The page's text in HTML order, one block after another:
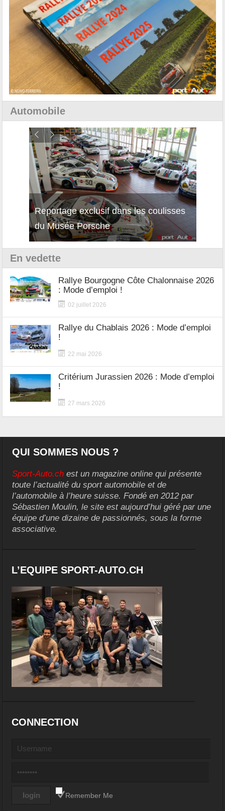
Automobile
Reportage exclusif dans les coulisses
du Musée Porsche
En vedette
Rallye Bourgogne Côte Chalonnaise 2026
: Mode d’emploi !
02 juillet 2026
Rallye du Chablais 2026 : Mode d’emploi
!
22 mai 2026
Critérium Jurassien 2026 : Mode d’emploi
!
27 mars 2026
QUI SOMMES NOUS ?
Sport-Auto.ch est un magazine online qui présente
toute l’actualité du sport automobile et de
l’automobile à l’heure suisse. Fondé en 2012 par
Sébastien Moulin, le site est aujourd’hui géré par une
équipe d’une dizaine de passionnés, sous la forme
associative.
L’EQUIPE SPORT-AUTO.CH
CONNECTION
Remember Me